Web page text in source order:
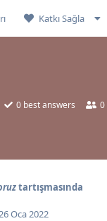
Katkı Sağla
0 best answers 0
tartışmasında
Oca 2022